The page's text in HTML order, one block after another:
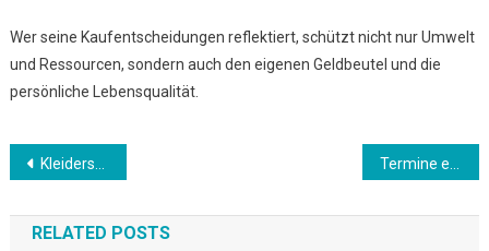
Wer seine Kaufentscheidungen reflektiert, schützt nicht nur Umwelt
und Ressourcen, sondern auch den eigenen Geldbeutel und die
persönliche Lebensqualität.
Beitrags-
Navigation
Kleiderschrank organisieren – Frühlingsgarderobe vorbereiten
RELATED POSTS